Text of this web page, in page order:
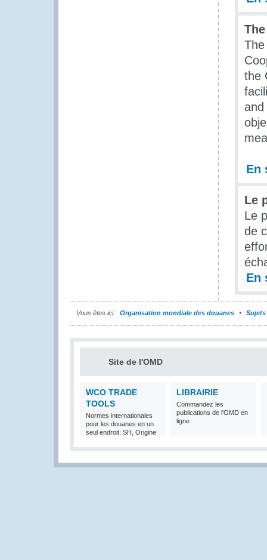
the
and
En
Le
Le
de
En
Vous êtes ici: Organisation mondiale des douanes Sujets
Site de l'OMD
WCO TRADE
TOOLS
Normes internationales
pour les douanes en un
seul endroit: SH, Origine
LIBRAIRIE
Commandez les
publications de l'OMD en
ligne